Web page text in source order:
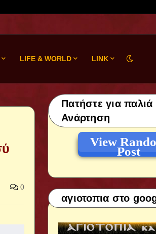
LIFE & WORLD LINK
0
Πατήστε για παλιά
Ανάρτηση
View
Post
αγιοτοπια στο